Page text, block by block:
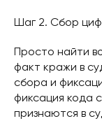
Шаг 2. Сбор
Просто найти
факт кражи в
сбора и
фиксация кода
признаются в